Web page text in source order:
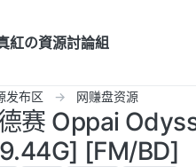
紅の資源討論組
发布区 网赚盘资源
赛 Oppai
[FM/BD]